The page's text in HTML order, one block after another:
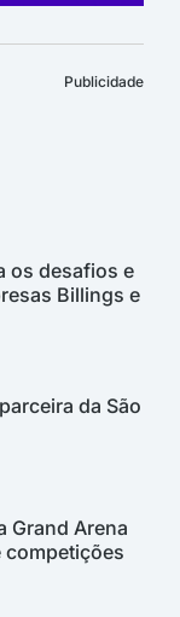
Publicidade
os desafios e
Billings e
da São
Grand Arena
competições